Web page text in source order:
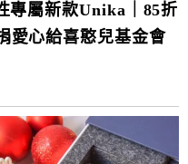
專屬新款Unika｜85折
愛心給喜憨兒基金會